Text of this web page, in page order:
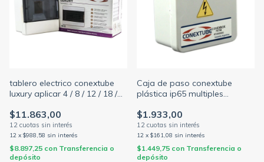
tablero electrico conextube
luxury aplicar 4 / 8 / 12 / 18 /
$11.863,00
12 x $988,58 sin interés
$8.897,25 con Transferencia o
depósito
Caja de paso conextube
plástica ip65 multiples
$1.933,00
12 x $161,08 sin interés
$1.449,75 con Transferencia o
depósito